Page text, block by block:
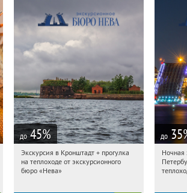
до 45%
19:28:35
Купи первым!
Гостиный двор
Экскурсия в Кронштадт + прогулка
на теплоходе от экскурсионного
бюро «Нева»
до 35
Ночная